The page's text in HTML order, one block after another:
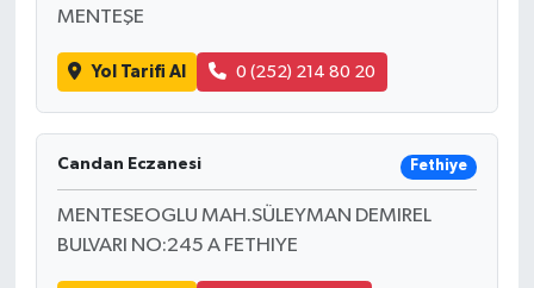
MENTEŞE
Yol Tarifi Al 0 (252) 214 80 20
Candan Eczanesi Fethiye
MENTESEOGLU MAH.SÜLEYMAN DEMIREL
BULVARI NO:245 A FETHIYE